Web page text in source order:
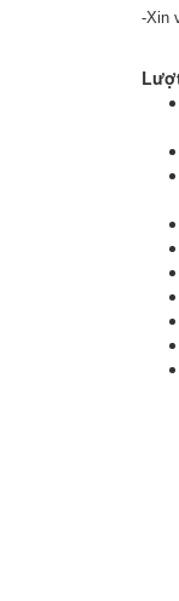
-Xin